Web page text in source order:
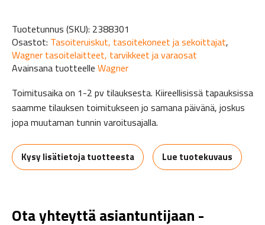
Tuotetunnus (SKU): 2388301
Osastot: Tasoiteruiskut, tasoitekoneet ja sekoittajat,
Wagner tasoitelaitteet, tarvikkeet ja varaosat
Avainsana tuotteelle Wagner
Toimitusaika on 1-2 pv tilauksesta. Kiireellisissä tapauksissa
saamme tilauksen toimitukseen jo samana päivänä, joskus
jopa muutaman tunnin varoitusajalla.
Kysy lisätietoja tuotteesta Lue tuotekuvaus
Ota yhteyttä asiantuntijaan -